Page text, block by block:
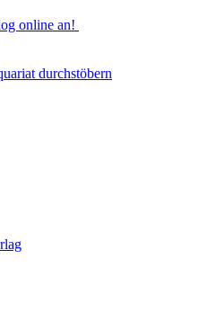
online an!
durchstöbern